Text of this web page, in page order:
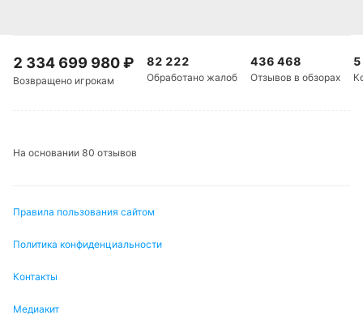
2 334 699 980₽
Возвращено игрокам
82 222
Обработано жалоб
436 468
Отзывов в обзорах
На основании 80 отзывов
Правила пользования сайтом
Политика конфиденциальности
Контакты
Медиакит